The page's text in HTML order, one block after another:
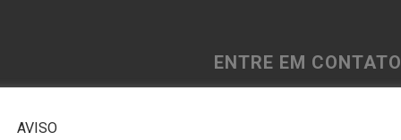
ENTRE EM
AVISO